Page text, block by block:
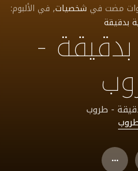
في شخصيات, في الألبوم:
بدقيقة
-
- طروب